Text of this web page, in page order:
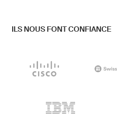
ILS NOUS FONT CONFIANCE